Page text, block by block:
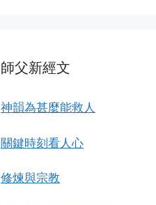
師父新經文
神韻為甚麼能救人
關鍵時刻看人心
修煉與宗教